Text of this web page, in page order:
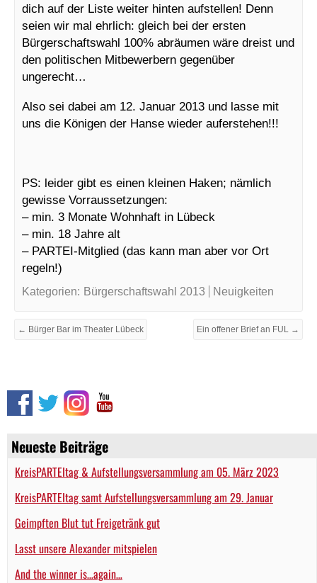
Neueste Beiträge
KreisPARTEItag & Aufstellungsversammlung am 05. März 2023
KreisPARTEItag samt Aufstellungsversammlung am 29. Januar
Geimpften Blut tut Freigetränk gut
Lasst unsere Alexander mitspielen
And the winner is…again…
dich auf der Liste weiter hinten aufstellen! Denn
seien wir mal ehrlich: gleich bei der ersten
Bürgerschaftswahl 100% abräumen wäre dreist und
den politischen Mitbewerbern gegenüber
ungerecht…
Also sei dabei am 12. Januar 2013 und lasse mit
uns die Königen der Hanse wieder auferstehen!!!
PS: leider gibt es einen kleinen Haken; nämlich
gewisse Vorraussetzungen:
– min. 3 Monate Wohnhaft in Lübeck
– min. 18 Jahre alt
– PARTEI-Mitglied (das kann man aber vor Ort
regeln!)
Kategorien: Bürgerschaftswahl 2013 Neuigkeiten
← Bürger Bar im Theater Lübeck Ein offener Brief an FUL →